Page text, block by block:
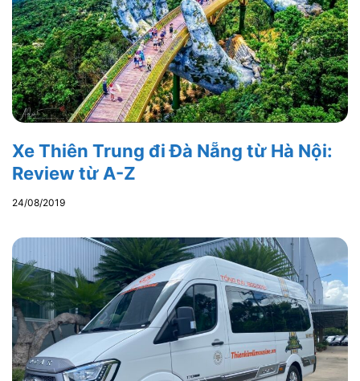
Xe Thiên Trung đi Đà Nẵng từ Hà Nội:
Review từ A-Z
24/08/2019